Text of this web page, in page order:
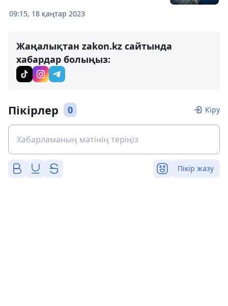
09:15, 18 қаңтар 2023
Жаңалықтан zakon.kz сайтында
хабардар болыңыз:
Пікірлер 0 Кіру
Пікір жазу